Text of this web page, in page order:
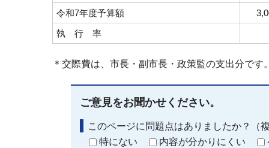
令和7年度予算額
執 行 率
＊交際費は、市長・副市長・政策監の支出分です
ご意見をお聞かせください。
このページに問題点はありましたか？（
特にない
内容が分かりにくい